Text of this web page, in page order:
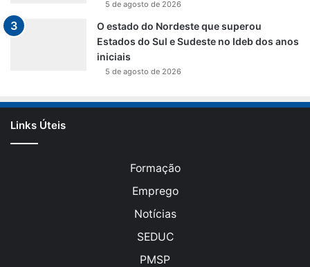
5 de agosto de 2026
O estado do Nordeste que superou
Estados do Sul e Sudeste no Ideb dos anos
iniciais
5 de agosto de 2026
Links Úteis
Formação
Emprego
Notícias
SEDUC
PMSP